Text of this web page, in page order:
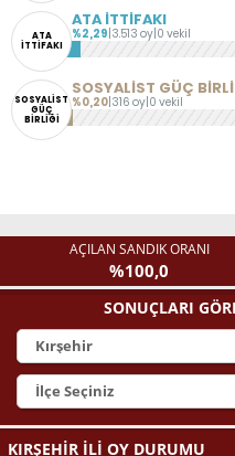
ATA
İTTİFAKI
ATA İTTİFAKI
%2,29 3.513 oy 0 vekil
SOSYALİST
GÜÇ
BİRLİĞİ
SOSYALİST GÜÇ
%0,20 316 oy 0 vekil
AÇILAN SANDIK ORANI
%100,0
SONUÇLARI
KIRŞEHİR İLİ OY DURUMU